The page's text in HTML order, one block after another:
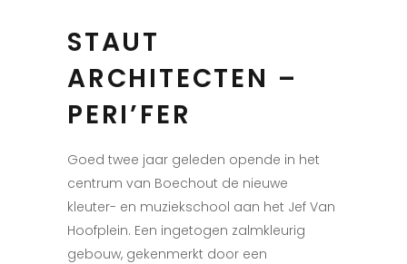
STAUT
ARCHITECTEN –
PERI’FER
Goed twee jaar geleden opende in het
centrum van Boechout de nieuwe
kleuter- en muziekschool aan het Jef Van
Hoofplein. Een ingetogen zalmkleurig
gebouw, gekenmerkt door een